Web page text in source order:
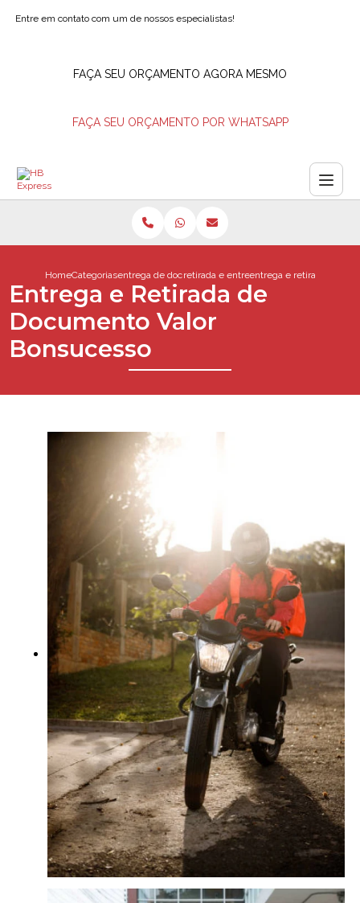
Entre em contato com um de nossos especialistas!
FAÇA SEU ORÇAMENTO AGORA MESMO
FAÇA SEU ORÇAMENTO POR WHATSAPP
HomeCategoriasentrega de documentosretirada e entrega de documentos
entrega e retirada de
Entrega e Retirada de
Documento Valor
Bonsucesso